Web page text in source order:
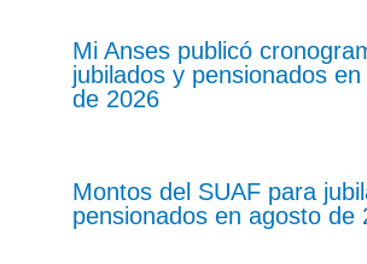
Mi Anses publicó
jubilados y pensionados
de 2026
Montos del SUAF para
pensionados en agosto de